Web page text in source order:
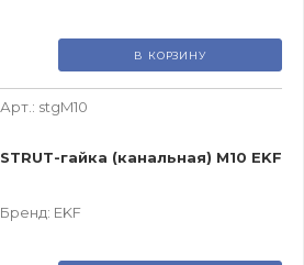
В КОРЗИНУ
Арт.: stgM10
STRUT-гайка (канальная) М10 EKF
Бренд: EKF